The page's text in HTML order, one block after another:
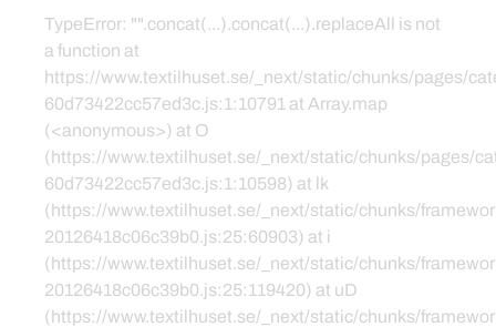
TypeError: "".concat(...).concat(...).replaceAll is not
a function at
https://www.textilhuset.se/_next/static/chunks/pages/
60d73422cc57ed3c.js:1:10791 at Array.map
(<anonymous>) at O
(https://www.textilhuset.se/_next/static/chunks/pages/
60d73422cc57ed3c.js:1:10598) at lk
(https://www.textilhuset.se/_next/static/chunks/
20126418c06c39b0.js:25:60903) at i
(https://www.textilhuset.se/_next/static/chunks/
20126418c06c39b0.js:25:119420) at uD
(https://www.textilhuset.se/_next/static/chunks/